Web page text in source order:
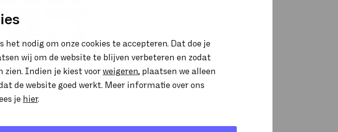
nodig om onze cookies te accepteren. Dat doe je
wij om de website te blijven verbeteren en zodat
zien. Indien je kiest voor weigeren, plaatsen we alleen
de website goed werkt. Meer informatie over ons
je hier.